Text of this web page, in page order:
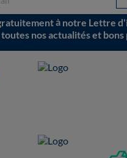
à notre Lettre
nos actualités et bons